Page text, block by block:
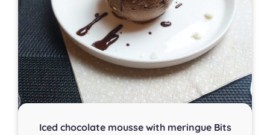
Iced chocolate mousse with meringue Bits